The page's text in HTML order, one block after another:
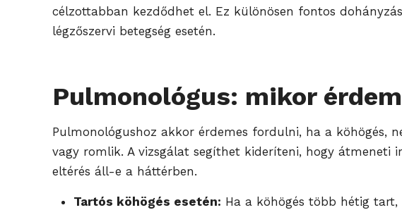
célzottabban kezdődhet el. Ez különösen fontos
légzőszervi betegség esetén.
Pulmonológus: mikor
Pulmonológushoz akkor érdemes fordulni, ha a köhögés,
vagy romlik. A vizsgálat segíthet kideríteni, hogy átmeneti
eltérés áll-e a háttérben.
Tartós köhögés esetén: Ha a köhögés több hétig tart,